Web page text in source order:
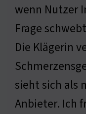
wenn Nutzer
Frage
Die Klägerin
sieht sich als
Anbieter. Ich